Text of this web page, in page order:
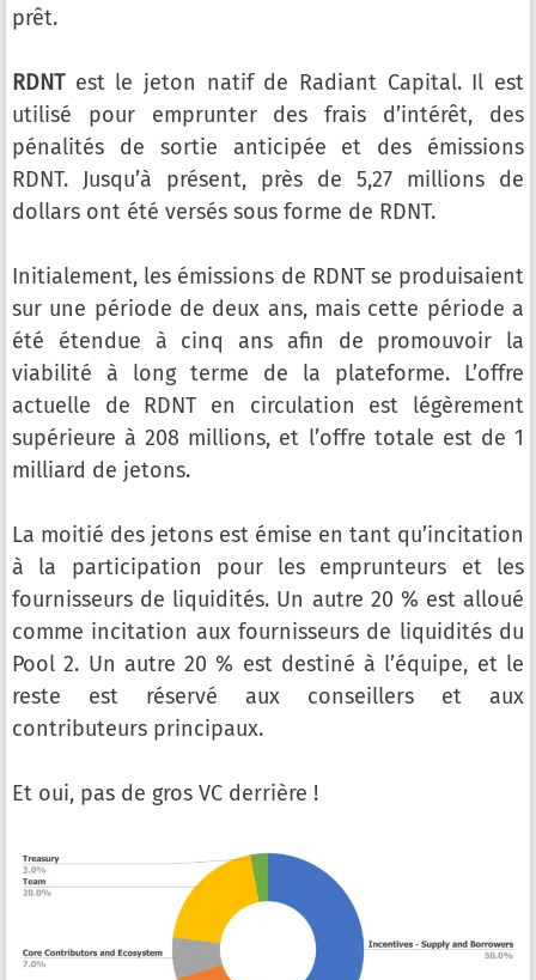
prêt.
RDNTest le jeton natif de Radiant Capital. Il est
utilisé pour emprunter des frais d’intérêt, des
pénalités de sortie anticipée et des émissions
RDNT. Jusqu’à présent, près de 5,27 millions de
dollars ont été versés sous forme de RDNT.
Initialement, les émissions de RDNT se produisaient
sur une période de deux ans, mais cette période a
été étendue à cinq ans afin de promouvoir la
viabilité à long terme de la plateforme. L’offre
actuelle de RDNT en circulation est légèrement
supérieure à 208 millions, et l’offre totale est de 1
milliard de jetons.
La moitié des jetons est émise en tant qu’incitation
à la participation pour les emprunteurs et les
fournisseurs de liquidités. Un autre 20 % est alloué
comme incitation aux fournisseurs de liquidités du
Pool 2. Un autre 20 % est destiné à l’équipe, et le
reste est réservé aux conseillers et aux
contributeurs principaux.
Et oui, pas de gros VC derrière !